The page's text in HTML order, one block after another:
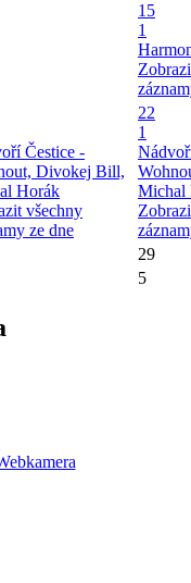
15
1
Čestice -
Divokej Bill,
Horák
všechny
ze dne
22
1
Michal
29
5